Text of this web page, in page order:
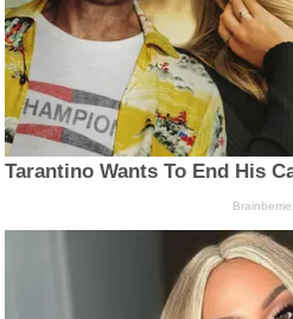
Tarantino Wants To End His